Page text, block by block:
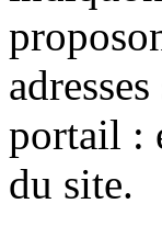
portail :
du site.